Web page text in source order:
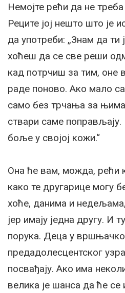
Немојте рећи да не
Реците јој нешто што је
да употреби: „Знам да ти
хоћеш да се све реши
кад потрчиш за тим, оне
раде поново. Ако мало
само без трчања за
ствари саме
боље у својој кожи.“
Она ће вам, можда, рећи
како те другарице могу
хоће, данима и
јер имају једна другу. И
порука. Деца у
предадолесцентског
посвађају. Ако има
велика је шанса да ће